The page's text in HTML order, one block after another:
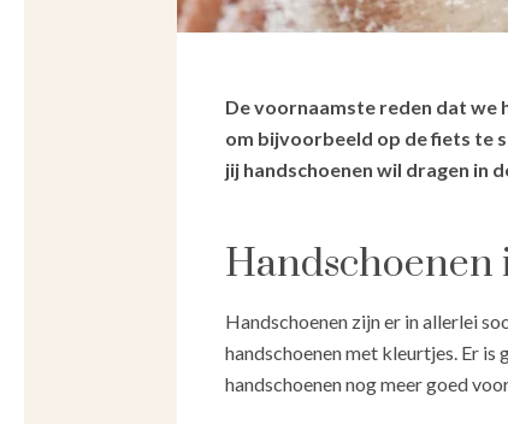
De voornaamste reden dat we
om bijvoorbeeld op de fiets te
jij handschoenen wil dragen in
Handschoenen zijn er in allerlei
handschoenen met kleurtjes. Er is
handschoenen nog meer goed